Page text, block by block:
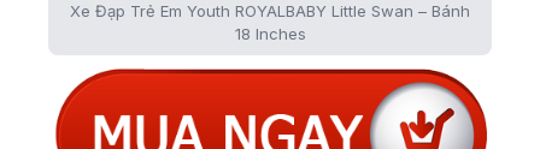
Xe Đạp Trẻ Em Youth ROYALBABY Little Swan – Bánh
18 Inches